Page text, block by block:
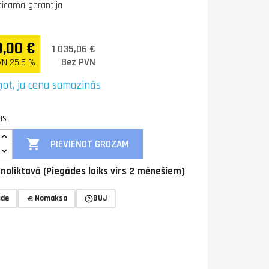
garantija
€
25.5 %
1 035,06 €
Bez PVN
ja cena samazinās
 PIEVIENOT GROZAM
(Piegādes laiks virs 2 mēnešiem)
Nomaksa BUJ